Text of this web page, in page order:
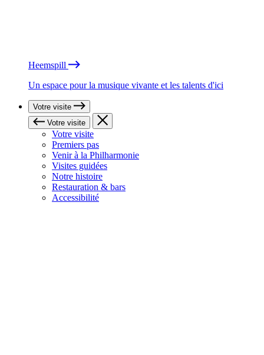
Heemspill
Un espace pour la musique vivante et les talents d'ici
Votre visite
Votre visite
Votre visite
Premiers pas
Venir à la Philharmonie
Visites guidées
Notre histoire
Restauration & bars
Accessibilité